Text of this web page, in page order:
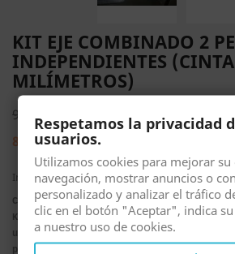
KIT EJE COMBINADO 2
INDEPENDIENTES
MILÍMETROS)
96,68 €
82,18 €
15% DE DESCUENTO
Impuestos incluidos
COD. PZ1770
Kit completo. Para accionar 2 persianas
un mismo cajón desde un mismo lado
persiana juntas (una al lado de la
Respetamos la privacidad
usuarios.
Utilizamos cookies para mejorar su
navegación, mostrar anuncios o
personalizado y analizar el tráfico
clic en el botón "Aceptar", indica
a nuestro uso de cookies.